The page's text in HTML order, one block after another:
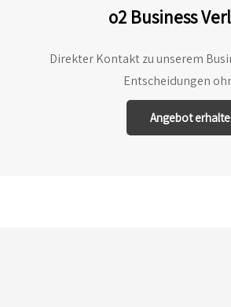
o2 Business
Direkter Kontakt zu unserem
Entscheidungen
Angebot